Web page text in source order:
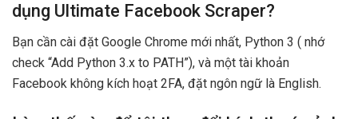
dụng Ultimate Facebook Scraper?
Bạn cần cài đặt Google Chrome mới nhất, Python 3 ( nhớ
check “Add Python 3.x to PATH”), và một tài khoản
Facebook không kích hoạt 2FA, đặt ngôn ngữ là English.